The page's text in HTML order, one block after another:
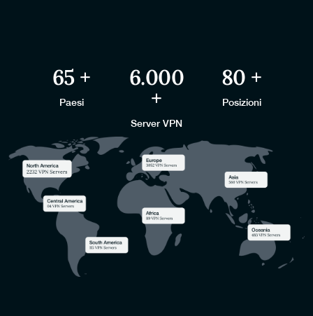
65 +
Paesi
6.000
+
Server VPN
80 +
Posizioni